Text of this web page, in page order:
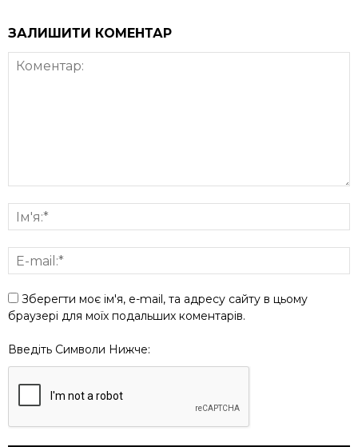
ЗАЛИШИТИ КОМЕНТАР
Зберегти моє ім'я, e-mail, та адресу сайту в цьому
браузері для моїх подальших коментарів.
Введіть Символи Нижче: